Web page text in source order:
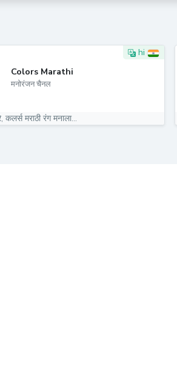
hi
Colors Marathi
मनोरंजन चैनल
कलर्स मराठी रंग मनाला...